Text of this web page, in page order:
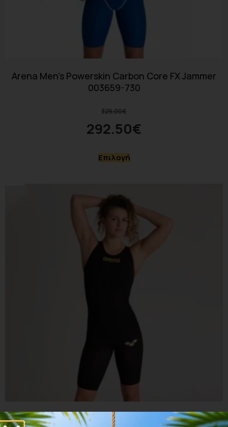
Arena Men’s Powerskin Carbon Core FX Jammer
003659-730
325.00€
292.50€
Επιλογή
Arena Women’s Powerskin Carbon Air2 Closed